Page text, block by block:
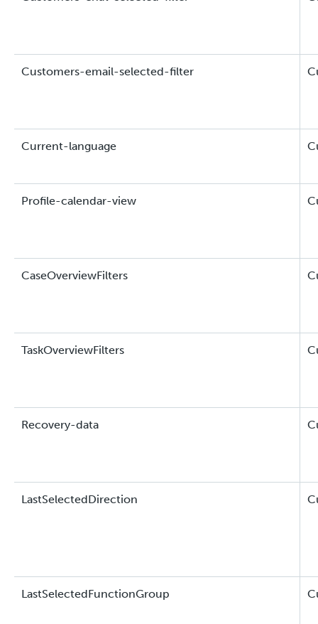
Customers-email-selected-filter
Current-language
Profile-calendar-view
CaseOverviewFilters
TaskOverviewFilters
Recovery-data
LastSelectedDirection
LastSelectedFunctionGroup